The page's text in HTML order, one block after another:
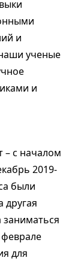
и
ученые
и
– с началом
2019-
были
другая
заниматься
для